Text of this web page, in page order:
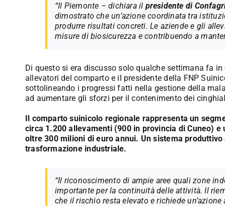
“Il Piemonte – dichiara il presidente di
dimostrato che un’azione coordinata tra
produrre risultati concreti. Le aziende e gli
misure di biosicurezza e contribuendo a
Di questo si era discusso solo qualche settimana fa
allevatori del comparto e il presidente della FNP
sottolineando i progressi fatti nella gestione della
ad aumentare gli sforzi per il contenimento dei
Il comparto suinicolo regionale rappresenta un
circa 1.200 allevamenti (900 in provincia di Cuneo)
oltre 300 milioni di euro annui. Un sistema
trasformazione industriale.
“Il riconoscimento di ampie aree quali zone
importante per la continuità delle attività. Il
che il rischio resta elevato e richiede un’azione